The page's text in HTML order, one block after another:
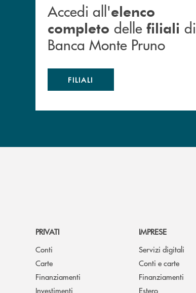
Accedi all'elenco
completo delle filiali di
Banca Monte Pruno
FILIALI
PRIVATI
Conti
Carte
Finanziamenti
Investimenti
IMPRESE
Servizi digitali
Conti e carte
Finanziamenti
Estero